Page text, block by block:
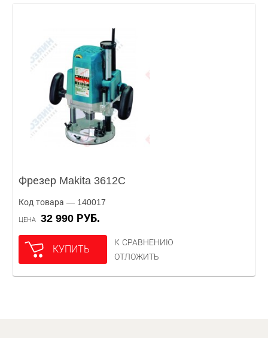
Фрезер Makita 3612C
Код товара — 140017
ЦЕНА 32 990 РУБ.
КУПИТЬ
К СРАВНЕНИЮ
ОТЛОЖИТЬ